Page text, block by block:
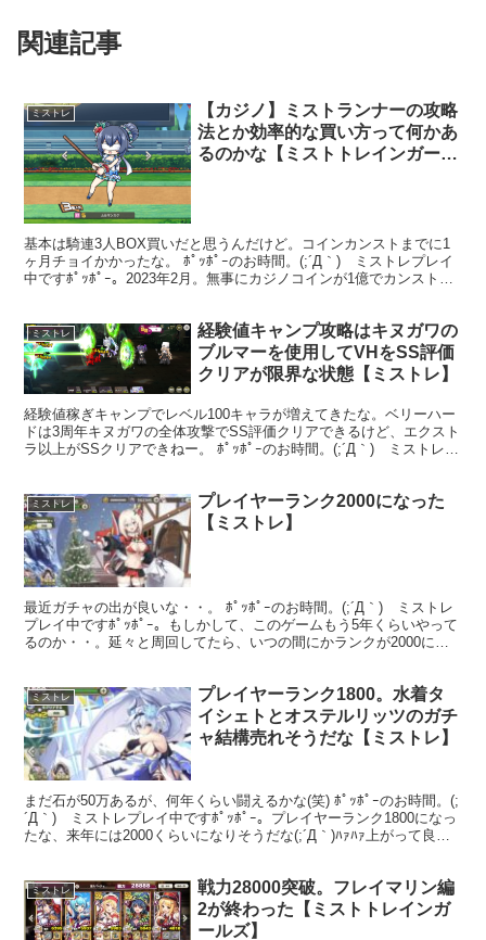
関連記事
ミストレ
【カジノ】ミストランナーの攻略
法とか効率的な買い方って何かあ
るのかな【ミストトレインガール
基本は騎連3人BOX買いだと思うんだけど。コインカンストまでに1
ヶ月チョイかかったな。 ﾎﾟｯﾎﾟｰのお時間。(;´Д｀) ミストレプレイ
中ですﾎﾟｯﾎﾟｰ。2023年2月。無事にカジノコインが1億でカンストし
ミストレ
経験値キャンプ攻略はキヌガワの
ブルマーを使用してVHをSS評価
クリアが限界な状態【ミストレ】
経験値稼ぎキャンプでレベル100キャラが増えてきたな。ベリーハー
ドは3周年キヌガワの全体攻撃でSS評価クリアできるけど、エクスト
ラ以上がSSクリアできねー。 ﾎﾟｯﾎﾟｰのお時間。(;´Д｀) ミストレプ
ミストレ
プレイヤーランク2000になった
【ミストレ】
最近ガチャの出が良いな・・。 ﾎﾟｯﾎﾟｰのお時間。(;´Д｀) ミストレ
プレイ中ですﾎﾟｯﾎﾟｰ。もしかして、このゲームもう5年くらいやって
るのか・・。延々と周回してたら、いつの間にかランクが2000に到
ミストレ
プレイヤーランク1800。水着タ
イシェトとオステルリッツのガチ
ャ結構売れそうだな【ミストレ】
まだ石が50万あるが、何年くらい闘えるかな(笑) ﾎﾟｯﾎﾟｰのお時間。(;
´Д｀) ミストレプレイ中ですﾎﾟｯﾎﾟｰ。プレイヤーランク1800になっ
たな、来年には2000くらいになりそうだな(;´Д｀)ﾊｧﾊｧ上がって良い
ミストレ
戦力28000突破。フレイマリン編
2が終わった【ミストトレインガ
ールズ】